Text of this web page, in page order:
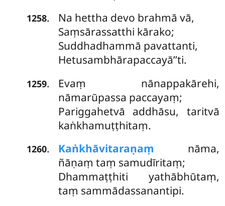
1258.
Na hettha devo brahmā vā,
Saṃsārassatthi kārako;
Suddhadhammā pavattanti,
Hetusambhārapaccayā’’ti.
1259.
Evaṃ nānappakārehi,
nāmarūpassa paccayaṃ;
Pariggahetvā addhāsu, taritvā
kaṅkhamuṭṭhitaṃ.
1260. Kaṅkhāvitaraṇaṃ nāma,
ñāṇaṃ taṃ samudīritaṃ;
Dhammaṭṭhiti yathābhūtaṃ,
taṃ sammādassanantipi.